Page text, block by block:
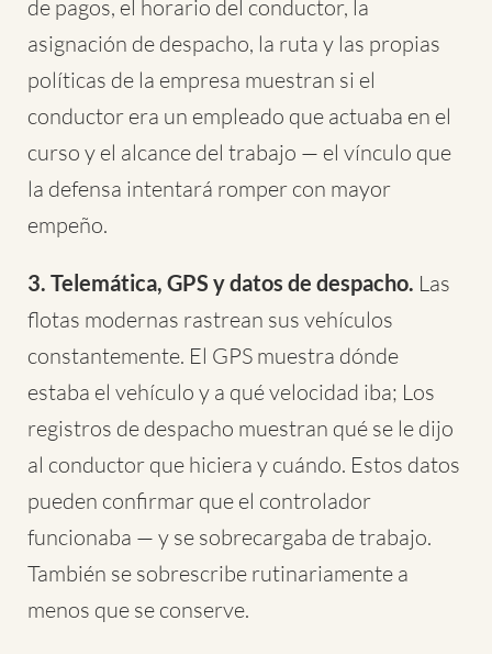
de pagos, el horario del conductor, la
asignación de despacho, la ruta y las propias
políticas de la empresa muestran si el
conductor era un empleado que actuaba en el
curso y el alcance del trabajo — el vínculo que
la defensa intentará romper con mayor
empeño.
3. Telemática, GPS y datos de despacho. Las
flotas modernas rastrean sus vehículos
constantemente. El GPS muestra dónde
estaba el vehículo y a qué velocidad iba; Los
registros de despacho muestran qué se le dijo
al conductor que hiciera y cuándo. Estos datos
pueden confirmar que el controlador
funcionaba — y se sobrecargaba de trabajo.
También se sobrescribe rutinariamente a
menos que se conserve.